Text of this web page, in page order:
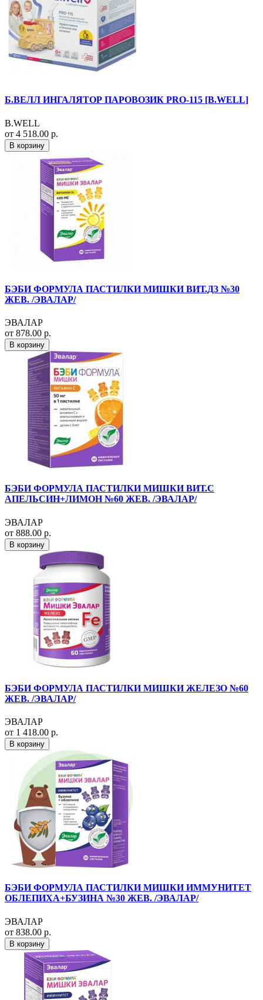
Б.ВЕЛЛ ИНГАЛЯТОР ПАРОВОЗИК PRO-115 [B.WELL]
B.WELL
от 4 518.00 р.
В корзину
БЭБИ ФОРМУЛА ПАСТИЛКИ МИШКИ ВИТ.Д3 №30
ЖЕВ. /ЭВАЛАР/
ЭВАЛАР
от 878.00 р.
В корзину
БЭБИ ФОРМУЛА ПАСТИЛКИ МИШКИ ВИТ.С
АПЕЛЬСИН+ЛИМОН №60 ЖЕВ. /ЭВАЛАР/
ЭВАЛАР
от 888.00 р.
В корзину
БЭБИ ФОРМУЛА ПАСТИЛКИ МИШКИ ЖЕЛЕЗО №60
ЖЕВ. /ЭВАЛАР/
ЭВАЛАР
от 1 418.00 р.
В корзину
БЭБИ ФОРМУЛА ПАСТИЛКИ МИШКИ ИММУНИТЕТ
ОБЛЕПИХА+БУЗИНА №30 ЖЕВ. /ЭВАЛАР/
ЭВАЛАР
от 838.00 р.
В корзину